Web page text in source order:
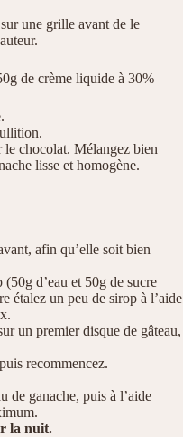
une grille avant de le
de crème liquide à 30%
le chocolat. Mélangez bien
lisse et homogène.
afin qu’elle soit bien
d’eau et 50g de sucre
étalez un peu de sirop à l’aide
un premier disque de gâteau,
recommencez.
de ganache, puis à l’aide
la nuit.